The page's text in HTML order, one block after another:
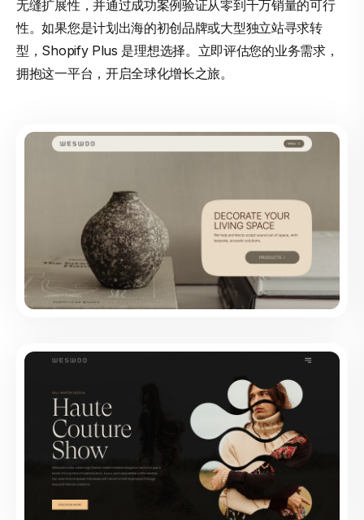
无缝扩展性，并通过成功案例验证从零到千万销量的可行
性。如果您是计划出海的初创品牌或大型独立站寻求转
型，Shopify Plus 是理想选择。立即评估您的业务需求，
拥抱这一平台，开启全球化增长之旅。